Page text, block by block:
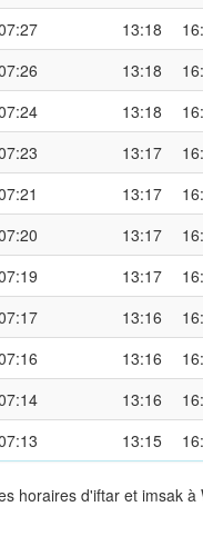
13:18
13:18
13:18
13:17
13:17
13:17
13:17
13:16
13:16
13:16
13:15
horaires d'iftar et imsak